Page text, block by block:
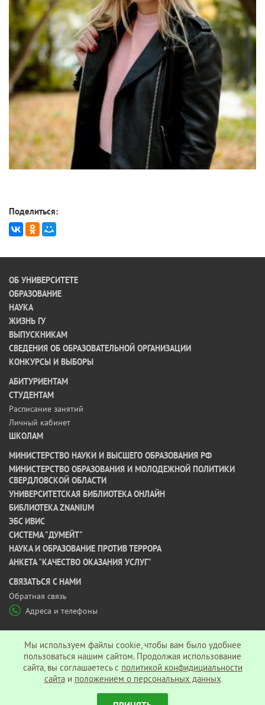
Поделиться:
ОБ УНИВЕРСИТЕТЕ
ОБРАЗОВАНИЕ
НАУКА
ЖИЗНЬ ГУ
ВЫПУСКНИКАМ
СВЕДЕНИЯ ОБ ОБРАЗОВАТЕЛЬНОЙ ОРГАНИЗАЦИИ
КОНКУРСЫ И ВЫБОРЫ
АБИТУРИЕНТАМ
СТУДЕНТАМ
Расписание занятий
Личный кабинет
ШКОЛАМ
МИНИСТЕРСТВО НАУКИ И ВЫСШЕГО ОБРАЗОВАНИЯ РФ
МИНИСТЕРСТВО ОБРАЗОВАНИЯ И МОЛОДЕЖНОЙ ПОЛИТИКИ
СВЕРДЛОВСКОЙ ОБЛАСТИ
УНИВЕРСИТЕТСКАЯ БИБЛИОТЕКА ОНЛАЙН
БИБЛИОТЕКА ZNANIUM
ЭБС ИВИС
СИСТЕМА "ДУМЕЙТ"
НАУКА И ОБРАЗОВАНИЕ ПРОТИВ ТЕРРОРА
АНКЕТА "КАЧЕСТВО ОКАЗАНИЯ УСЛУГ"
CВЯЗАТЬСЯ С НАМИ
Обратная связь
Адреса и телефоны
Политика конфиденциальности
Мы используем файлы cookie, чтобы вам было удобнее
пользоваться нашим сайтом. Продолжая использование
сайта, вы соглашаетесь c политикой конфидициальности
сайтаи положением о персональных данных